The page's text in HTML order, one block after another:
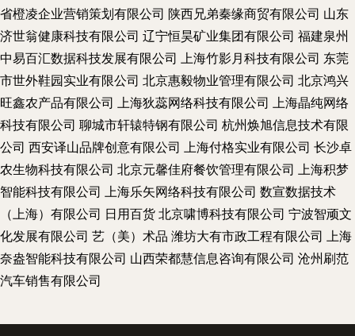
省橙凌企业营销策划有限公司 陕西兄弟秦缘商贸有限公司 山东
济世翁健康科技有限公司 辽宁恒昊矿业集团有限公司 福建泉州
中易百汇数据科技发展有限公司 上海竹影月科技有限公司 东莞
市世外鞋园实业有限公司 北京惠毅物业管理有限公司 北京鸿兴
旺鑫农产品有限公司 上海狄蕊网络科技有限公司 上海晶纯网络
科技有限公司 聊城市轩辕特钢有限公司 杭州焕旭信息技术有限
公司 西安译山品牌创意有限公司 上海付格实业有限公司 长沙卓
农生物科技有限公司 北京元馨佳府餐饮管理有限公司 上海积梦
智能科技有限公司 上海乐矢网络科技有限公司 数宣数据技术
（上海）有限公司 日用百货 北京啸博科技有限公司 宁波智顽文
化发展有限公司 艺（美）术品 潍坊大有市政工程有限公司 上海
奈盎智能科技有限公司 山西荣都慧信息咨询有限公司 沧州刷范
汽车销售有限公司